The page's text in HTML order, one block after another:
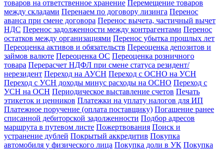
товаров на ответственное хранение Перемещение товаров
между складами Перенаем по договору лизинга Перенос
аванса при смене договора Перенос вычета, частичный вычет
НДС Перенос задолженности между контрагентами Перенос
остатков между организациями Перенос убытка прошлых лет
Переоценка активов и обязательств Переоценка депозитов и
займов валюте Переоценка ОС Переоценка розничного
товара Перерасчет НДФЛ при смене статуса резидент/
нерезидент Переход на АУСН Переход с ОСНО на УСН
Переход с УСН доходы минус расходы на ОСНО Переход с
УСН на ОСН Периодическое выставление счетов Печать
этикеток и ценников Платежки на уплату налогов для ИП
Платежное поручение (оплата поставщику) Погашение ранее
списанной дебиторской задолженности Подбор адресов
маршрута в путевом листе Пожертвования Поиск и
устранение дублей Покрытый аккредитив Покупка
автомобиля у физического лица Покупка доли в УК Покупка